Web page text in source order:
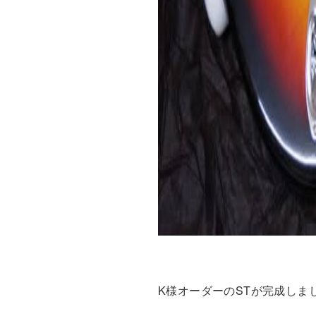
K様オーダーのSTが完成しま